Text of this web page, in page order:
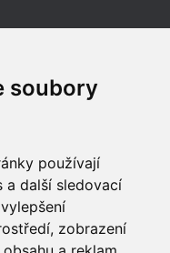
soubory
používají
a další sledovací
zobrazení